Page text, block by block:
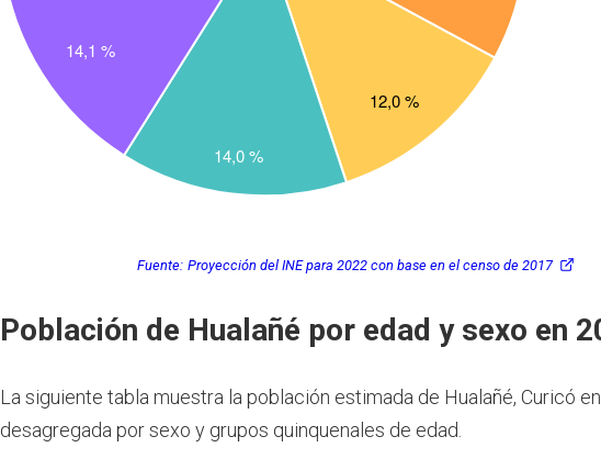
Fuente: Proyección del INE para 2022 con base en el censo de 2017
Población de Hualañé por edad y sexo en
La siguiente tabla muestra la población estimada de Hualañé, Curicó
desagregada por sexo y grupos quinquenales de edad.